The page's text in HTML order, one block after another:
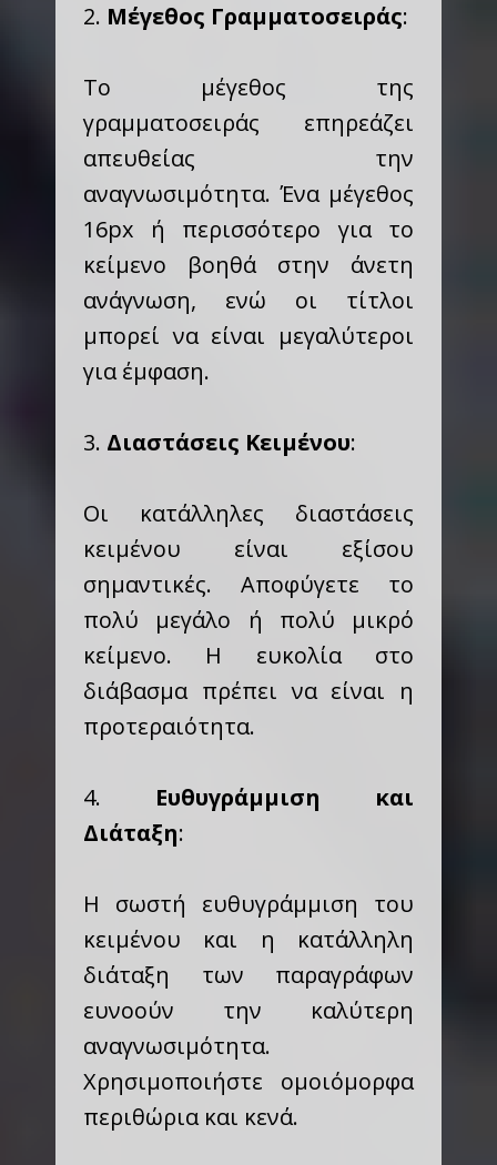
2. Μέγεθος Γραμματοσειράς:
Το μέγεθος της
γραμματοσειράς επηρεάζει
απευθείας την
αναγνωσιμότητα. Ένα μέγεθος
16px ή περισσότερο για το
κείμενο βοηθά στην άνετη
ανάγνωση, ενώ οι τίτλοι
μπορεί να είναι μεγαλύτεροι
για έμφαση.
3. Διαστάσεις Κειμένου:
Οι κατάλληλες διαστάσεις
κειμένου είναι εξίσου
σημαντικές. Αποφύγετε το
πολύ μεγάλο ή πολύ μικρό
κείμενο. Η ευκολία στο
διάβασμα πρέπει να είναι η
προτεραιότητα.
4. Ευθυγράμμιση και
Διάταξη:
Η σωστή ευθυγράμμιση του
κειμένου και η κατάλληλη
διάταξη των παραγράφων
ευνοούν την καλύτερη
αναγνωσιμότητα.
Χρησιμοποιήστε ομοιόμορφα
περιθώρια και κενά.